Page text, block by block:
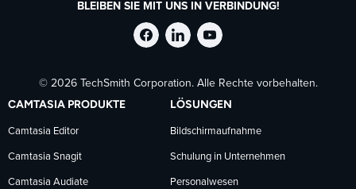
BLEIBEN SIE MIT UNS IN VERBINDUNG!
TechSmith
auf
Facebook
folgen
TechSmith
auf
LinkedIn
folgen
TechSmith
auf
YouTube
folgen
© 2026 TechSmith Corporation. Alle Rechte vorbehalten.
CAMTASIA PRODUKTE
Camtasia Editor
Camtasia Snagit
Camtasia Audiate
LÖSUNGEN
Bildschirmaufnahme
Schulung in Unternehmen
Personalwesen